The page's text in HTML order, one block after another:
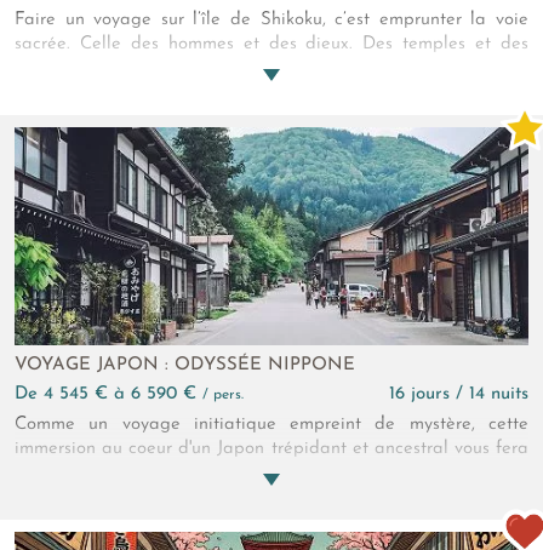
Faire un voyage sur l’île de Shikoku, c’est emprunter la voie
sacrée. Celle des hommes et des dieux. Des temples et des
lieux. Monts, cascades, rivières à vos yeux. Le paradis de la
pureté. Un Japon préservé, sauvage, mystérieux. L’estampe
d’un temps passé, harmonieux. Et soudain ? La beauté !
VOYAGE JAPON : ODYSSÉE NIPPONE
de 4 545 € à 6 590 € / pers.
16 jours / 14 nuits
Comme un voyage initiatique empreint de mystère, cette
immersion au coeur d'un Japon trépidant et ancestral vous fera
découvrir des lieux éternels, inoubliables et à l'esprit contrasté
l'effervescence des cités urbaines grandioses, peut-être
apercevrez-vous la silhouette furtive d'une geisha flânant entre